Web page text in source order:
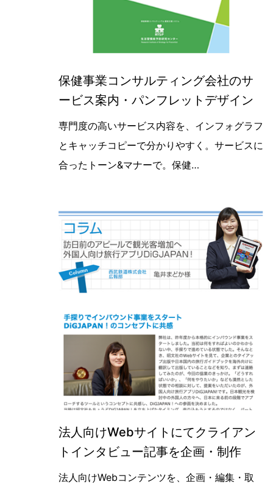
保健事業コンサルティング会社のサ
ービス案内・パンフレットデザイン
【最新デザイン実績紹介】保健事業
専門度の高いサービス内容を、インフォグラフ
とキャッチコピーで分かりやすく。サービスに
合ったトーン&マナーで。保健…
法人向けWebサイトにてクライアン
トインタビュー記事を企画・制作
【コンテンツ企画編集】法人向けサ
法人向けWebコンテンツを、企画・編集・取